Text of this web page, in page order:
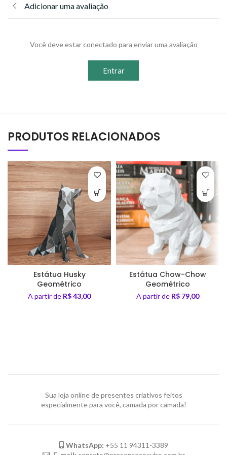
Adicionar uma avaliação
Você deve estar conectado para enviar uma avaliação
Entrar
PRODUTOS RELACIONADOS
Estátua Husky
Geométrico
A partir de R$43,00
Estátua Chow-Chow
Geométrico
A partir de R$ 79,00
Sua loja online de presentes criativos feitos
especialmente para você, camada por camada!
WhatsApp: +55 11 94311-3389